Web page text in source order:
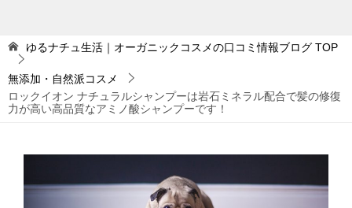
ゆるナチュ生活｜オーガニックコスメの口コミ情報ブログ TOP
無添加・自然派コスメ
ロックイオン ナチュラルシャンプーは岩石ミネラル配合で髪の修復
力が高い高品質なアミノ酸シャンプーです！